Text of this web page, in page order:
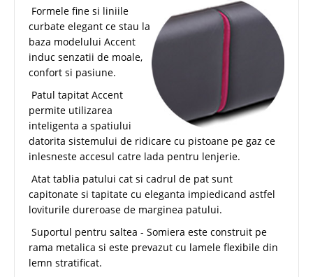
Formele fine si liniile
curbate elegant ce stau la
baza modelului Accent
induc senzatii de moale,
confort si pasiune.
Patul tapitat Accent
permite utilizarea
inteligenta a spatiului
datorita sistemului de ridicare cu pistoane pe gaz ce
inlesneste accesul catre lada pentru lenjerie.
Atat tablia patului cat si cadrul de pat sunt
capitonate si tapitate cu eleganta impiedicand astfel
loviturile dureroase de marginea patului.
Suportul pentru saltea - Somiera este construit pe
rama metalica si este prevazut cu lamele flexibile din
lemn stratificat.